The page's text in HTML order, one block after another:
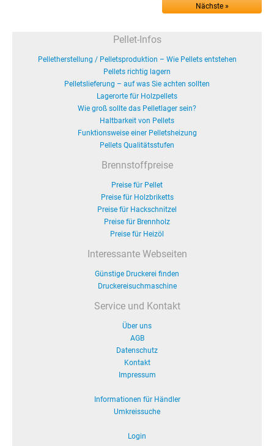
Nächste »
Pellet-Infos
Pelletherstellung / Pelletsproduktion – Wie Pellets entstehen
Pellets richtig lagern
Pelletslieferung – auf was Sie achten sollten
Lagerorte für Holzpellets
Wie groß sollte das Pelletlager sein?
Haltbarkeit von Pellets
Funktionsweise einer Pelletsheizung
Pellets Qualitätsstufen
Brennstoffpreise
Preise für Pellet
Preise für Holzbriketts
Preise für Hackschnitzel
Preise für Brennholz
Preise für Heizöl
Interessante Webseiten
Günstige Druckerei finden
Druckereisuchmaschine
Service und Kontakt
Über uns
AGB
Datenschutz
Kontakt
Impressum
Informationen für Händler
Umkreissuche
Login